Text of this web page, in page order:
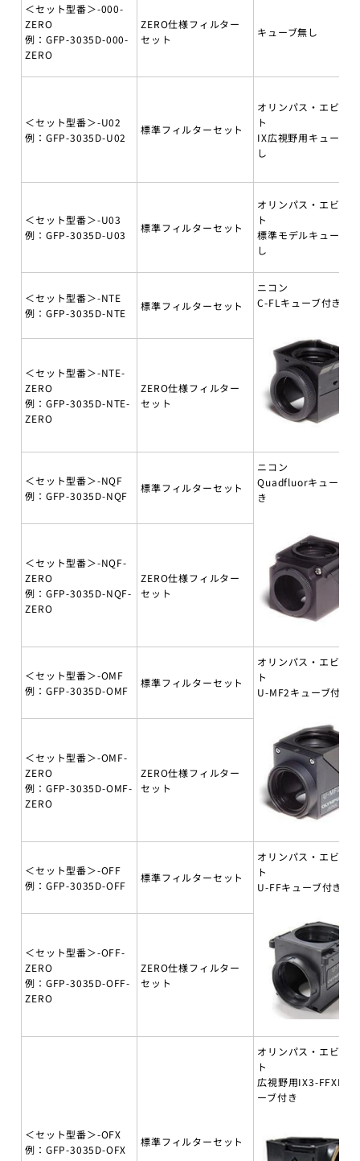
＜セット型番＞-000-
ZERO
例：GFP-3035D-000-
ZERO
ZERO仕様フィルター
セット
キューブ無し
＜セット型番＞-U02
例：GFP-3035D-U02
標準フィルターセット
オリンパス・エビデン
ト
IX広視野用キューブ無
し
＜セット型番＞-U03
例：GFP-3035D-U03
標準フィルターセット
オリンパス・エビデン
ト
標準モデルキューブ無
し
＜セット型番＞-NTE
例：GFP-3035D-NTE
標準フィルターセット
ニコン
C-FLキューブ付き
＜セット型番＞-NTE-
ZERO
例：GFP-3035D-NTE-
ZERO
ZERO仕様フィルター
セット
＜セット型番＞-NQF
例：GFP-3035D-NQF
標準フィルターセット
ニコン
Quadfluorキューブ付
き
＜セット型番＞-NQF-
ZERO
例：GFP-3035D-NQF-
ZERO
ZERO仕様フィルター
セット
＜セット型番＞-OMF
例：GFP-3035D-OMF
標準フィルターセット
オリンパス・エビデン
ト
U-MF2キューブ付き
＜セット型番＞-OMF-
ZERO
例：GFP-3035D-OMF-
ZERO
ZERO仕様フィルター
セット
＜セット型番＞-OFF
例：GFP-3035D-OFF
標準フィルターセット
オリンパス・エビデン
ト
U-FFキューブ付き
＜セット型番＞-OFF-
ZERO
例：GFP-3035D-OFF-
ZERO
ZERO仕様フィルター
セット
＜セット型番＞-OFX
例：GFP-3035D-OFX
標準フィルターセット
オリンパス・エビデン
ト
広視野用IX3-FFXLキ
ーブ付き